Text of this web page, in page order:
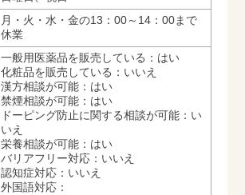
月・火・水・金の13：00～14：00まで
休業
一般用医薬品を販売している：はい
化粧品を販売している：いいえ
漢方相談が可能：はい
禁煙相談が可能：はい
ドーピング防止に関する相談が可能：い
いえ
栄養相談が可能：はい
バリアフリー対応：いいえ
認知症対応：いいえ
外国語対応：